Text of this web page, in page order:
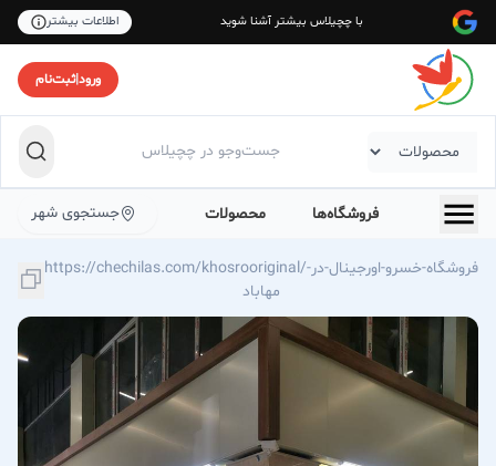
با چچیلاس بیشتر آشنا شوید اطلاعات بیشتر
ورود|ثبت‌نام
فروشگاه‌ها محصولات جستجوی شهر
https://chechilas.com/khosrooriginal/فروشگاه-خسرو-اورجینال-در-
مهاباد